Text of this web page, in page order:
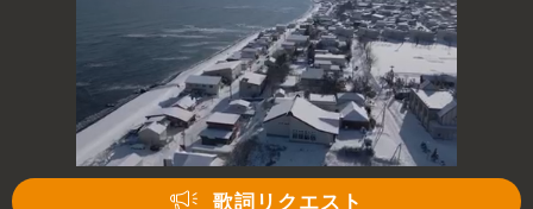
次の動画まで 3 キャンセル
歌詞リクエスト